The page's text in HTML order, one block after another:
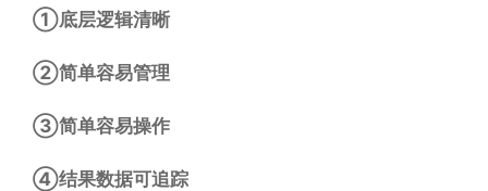
①底层逻辑清晰
②简单容易管理
③简单容易操作
④结果数据可追踪